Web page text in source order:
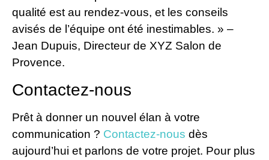
qualité est au rendez-vous, et les conseils
avisés de l’équipe ont été inestimables. » –
Jean Dupuis, Directeur de XYZ Salon de
Provence.
Contactez-nous
Prêt à donner un nouvel élan à votre
communication ? Contactez-nous dès
aujourd’hui et parlons de votre projet. Pour plus